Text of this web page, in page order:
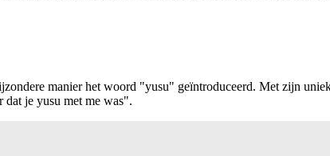
manier het woord "yusu" geïntroduceerd. Met zijn
dat je yusu met me was".